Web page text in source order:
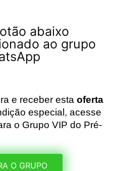
abaixo
ao grupo
e receber esta oferta
especial, acesse
o Grupo VIP do Pré-
O GRUPO